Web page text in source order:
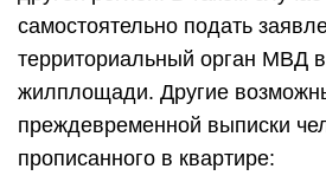
самостоятельно подать
территориальный орган МВД
жилплощади. Другие
преждевременной выписки
прописанного в квартире: